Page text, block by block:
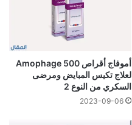
أموفاج أقراص 500 Amophage
لعلاج تكيس المبايض ومرضى
السكري من النوع 2
2023-09-06